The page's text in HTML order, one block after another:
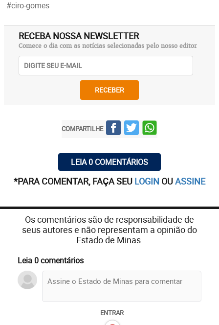
#ciro-gomes
RECEBA NOSSA NEWSLETTER
Comece o dia com as notícias selecionadas pelo nosso editor
RECEBER
COMPARTILHE
LEIA 0 COMENTÁRIOS
*PARA COMENTAR, FAÇA SEU LOGIN OUASSINE
Os comentários são de responsabilidade de
seus autores e não representam a opinião do
Estado de Minas.
Leia 0 comentários
ENTRAR